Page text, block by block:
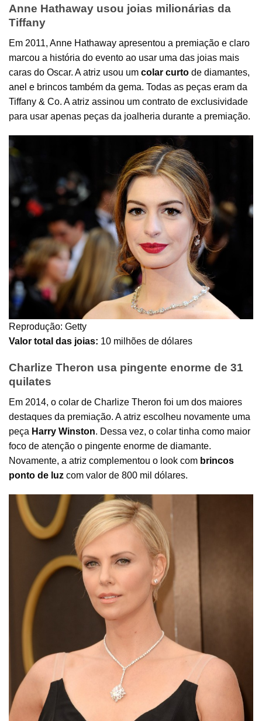
Anne Hathaway usou joias milionárias da
Tiffany
Em 2011, Anne Hathaway apresentou a premiação e claro
marcou a história do evento ao usar uma das joias mais
caras do Oscar. A atriz usou um colar curto de diamantes,
anel e brincos também da gema. Todas as peças eram da
Tiffany & Co. A atriz assinou um contrato de exclusividade
para usar apenas peças da joalheria durante a premiação.
Reprodução: Getty
Valor total das joias: 10 milhões de dólares
Charlize Theron usa pingente enorme de 31
quilates
Em 2014, o colar de Charlize Theron foi um dos maiores
destaques da premiação. A atriz escolheu novamente uma
peça Harry Winston. Dessa vez, o colar tinha como maior
foco de atenção o pingente enorme de diamante.
Novamente, a atriz complementou o look com brincos
ponto de luz com valor de 800 mil dólares.